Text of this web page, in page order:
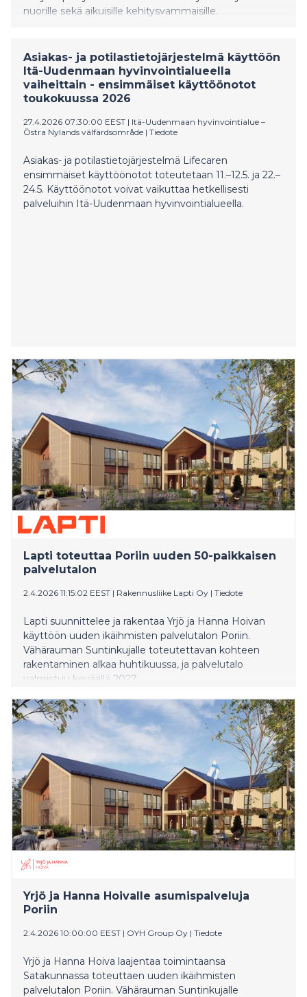
nuorille sekä aikuisille kehitysvammaisille.
Asiakas- ja potilastietojärjestelmä käyttöön
Itä-Uudenmaan hyvinvointialueella
vaiheittain - ensimmäiset käyttöönotot
toukokuussa 2026
27.4.2026 07:30:00 EEST | Itä-Uudenmaan hyvinvointialue –
Östra Nylands välfärdsområde | Tiedote
Asiakas- ja potilastietojärjestelmä Lifecaren
ensimmäiset käyttöönotot toteutetaan 11.–12.5. ja 22.–
24.5. Käyttöönotot voivat vaikuttaa hetkellisesti
palveluihin Itä-Uudenmaan hyvinvointialueella.
Lapti toteuttaa Poriin uuden 50-paikkaisen
palvelutalon
2.4.2026 11:15:02 EEST | Rakennusliike Lapti Oy | Tiedote
Lapti suunnittelee ja rakentaa Yrjö ja Hanna Hoivan
käyttöön uuden ikäihmisten palvelutalon Poriin.
Vähärauman Suntinkujalle toteutettavan kohteen
rakentaminen alkaa huhtikuussa, ja palvelutalo
valmistuu keväällä 2027.
Yrjö ja Hanna Hoivalle asumispalveluja
Poriin
2.4.2026 10:00:00 EEST | OYH Group Oy | Tiedote
Yrjö ja Hanna Hoiva laajentaa toimintaansa
Satakunnassa toteuttaen uuden ikäihmisten
palvelutalon Poriin. Vähärauman Suntinkujalle